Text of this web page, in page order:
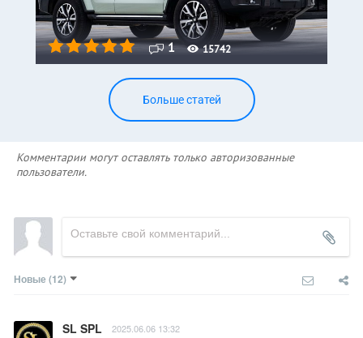
1 15742
Больше статей
Комментарии могут оставлять только авторизованные
пользователи.
Новые (12)
SL SPL 2025.06.06 13:32